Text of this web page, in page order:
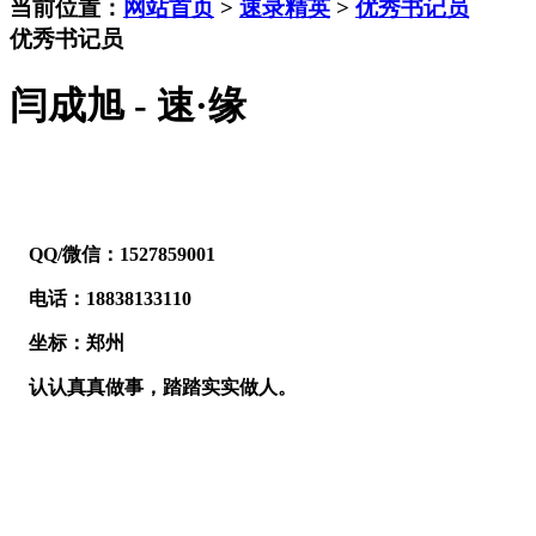
当前位置： 网站首页 > 速录精英 > 优秀书记员
优秀书记员
闫成旭 - 速·缘
QQ/微信：1527859001
电话：18838133110
坐标：郑州
认认真真做事，踏踏实实做人。